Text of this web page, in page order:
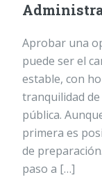
Aprobar una
puede ser el
estable, con
tranquilidad
pública.
primera es
de
paso a […]